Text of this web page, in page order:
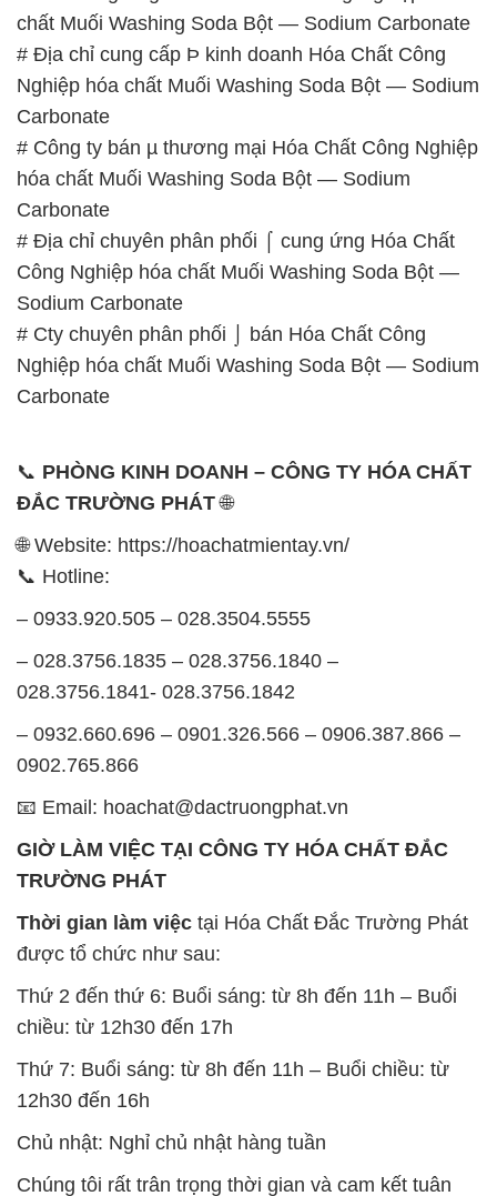
# Công ty bán µ thương mại Hóa Chất Công Nghiệp
hóa chất Muối Washing Soda Bột — Sodium
Carbonate
# Địa chỉ chuyên phân phối ⌠ cung ứng Hóa Chất
Công Nghiệp hóa chất Muối Washing Soda Bột —
Sodium Carbonate
# Cty chuyên phân phối ⌡ bán Hóa Chất Công
Nghiệp hóa chất Muối Washing Soda Bột — Sodium
Carbonate
📞PHÒNG KINH DOANH – CÔNG TY HÓA CHẤT
ĐẮC TRƯỜNG PHÁT 🌐
🌐 Website: https://hoachatmientay.vn/
– 0933.920.505 – 028.3504.5555
028.3756.1841- 028.3756.1842
0902.765.866
📧 Email: hoachat@dactruongphat.vn
TRƯỜNG PHÁT
được tổ chức như sau:
Thứ 2 đến thứ 6: Buổi sáng: từ 8h đến 11h – Buổi
chiều: từ 12h30 đến 17h
Thứ 7: Buổi sáng: từ 8h đến 11h – Buổi chiều: từ
12h30 đến 16h
Chủ nhật: Nghỉ chủ nhật hàng tuần
thủ giờ làm việc để đảm bảo sự hỗ trợ tốt nhất cho
khách hàng và đảm bảo hiệu suất công việc cao
nhất của nhân viên.
BẢN ĐỒ MAP TẠI CÔNG TY HÓA CHẤT ĐẮC